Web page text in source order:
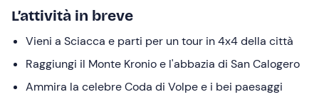
the
keyboard
shortcuts
for
dates.
L’attività in breve
Vieni a Sciacca e parti per un tour in 4x4 della città
Raggiungi il Monte Kronio e l'abbazia di San Calogero
Ammira la celebre Coda di Volpe e i bei paesaggi